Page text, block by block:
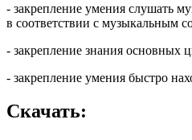
- закрепление умения слушать
в соответствии с музыкальным
- закрепление знания основных
- закрепление умения быстро
Скачать: